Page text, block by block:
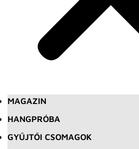
MAGAZIN
HANGPRÓBA
GYŰJTŐI CSOMAGOK